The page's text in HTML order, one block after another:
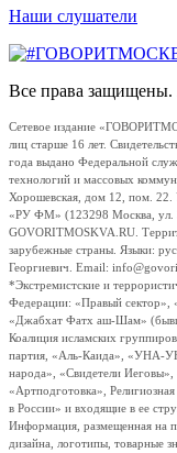
Наши слушатели
Все права защищены.
Сетевое издание
лиц старше 16 лет.
года выдано Федеральной
технологий и массовых
Хорошевская, дом 12, пом. 22.
«РУ ФМ» (123298 Москва, ул.
GOVORITMOSKVA.RU.
зарубежные страны. Языки:
Георгиевич. Email:
*Экстремистские и
Федерации: «Правый сектор»,
«Джабхат Фатх аш-Шам»
Коалиция исламских
партия, «Аль-Каида», «УНА-
народа», «Свидетели
«Артподготовка»,
в России» и входящие в ее
Информация, размещенная на
дизайна, логотипы, товарные